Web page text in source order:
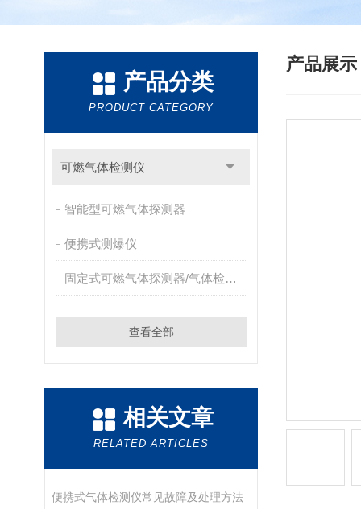
产品分类
PRODUCT CATEGORY
可燃气体检测仪
智能型可燃气体探测器
便携式测爆仪
固定式可燃气体探测器/气体检测报警器
查看全部
相关文章
RELATED ARTICLES
便携式气体检测仪常见故障及处理方法
产品展示